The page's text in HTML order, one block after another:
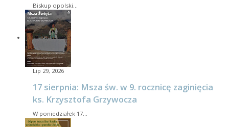
Biskup opolski…
Lip 29, 2026
17 sierpnia: Msza św. w 9. rocznicę zaginięcia
ks. Krzysztofa Grzywocza
W poniedziałek 17…